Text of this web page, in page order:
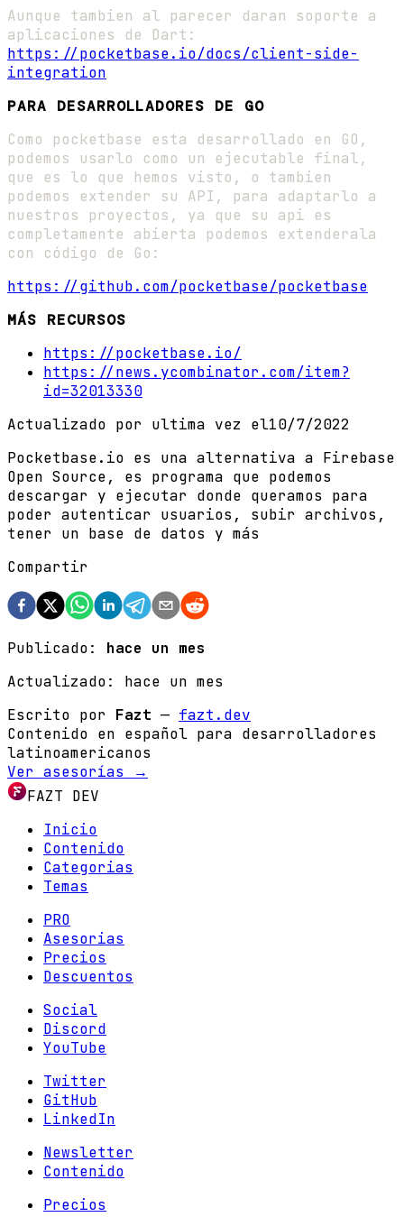
Aunque tambien al parecer daran soporte a
aplicaciones de Dart:
https://pocketbase.io/docs/client-side-
integration
PARA DESARROLLADORES DE GO
Como pocketbase esta desarrollado en GO,
podemos usarlo como un ejecutable final,
que es lo que hemos visto, o tambien
podemos extender su API, para adaptarlo a
nuestros proyectos, ya que su api es
completamente abierta podemos extenderala
con código de Go:
https://github.com/pocketbase/pocketbase
MÁS RECURSOS
https://pocketbase.io/
https://news.ycombinator.com/item?
id=32013330
Actualizado por ultima vez el10/7/2022
Pocketbase.io es una alternativa a Firebase
Open Source, es programa que podemos
descargar y ejecutar donde queramos para
poder autenticar usuarios, subir archivos,
tener un base de datos y más
Compartir
Publicado:
hace un mes
Actualizado: hace un mes
Escrito por Fazt — fazt.dev
Contenido en español para desarrolladores
latinoamericanos
Ver asesorías →
FAZT DEV
Inicio
Contenido
Categorias
Temas
PRO
Asesorias
Precios
Descuentos
Social
Discord
YouTube
Twitter
GitHub
LinkedIn
Newsletter
Contenido
Precios